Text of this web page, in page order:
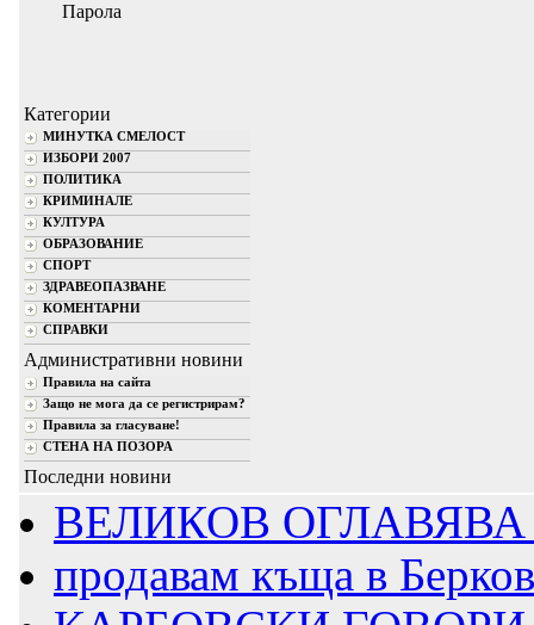
Парола
Категории
МИНУТКА СМЕЛОСТ
ИЗБОРИ 2007
ПОЛИТИКА
КРИМИНАЛЕ
КУЛТУРА
ОБРАЗОВАНИЕ
СПОРТ
ЗДРАВЕОПАЗВАНЕ
КОМЕНТАРНИ
СПРАВКИ
Административни новини
Правила на сайта
Защо не мога да се регистрирам?
Правила за гласуване!
СТЕНА НА ПОЗОРА
Последни новини
ВЕЛИКОВ
продавам къща в